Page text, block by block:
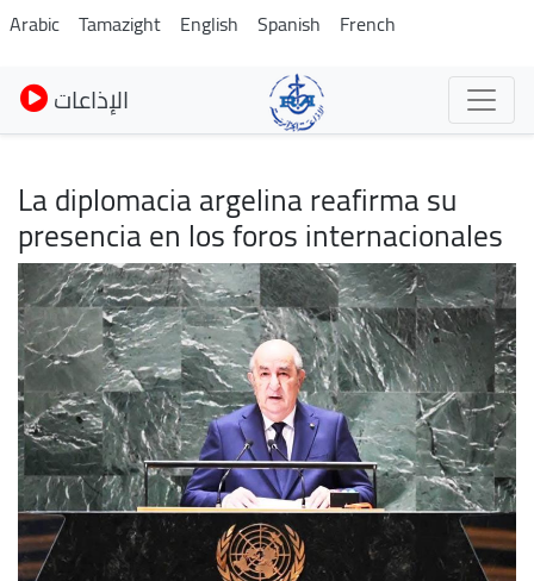
Pasar
al
contenido
principal
Arabic Tamazight English Spanish French
الإذاعات
La diplomacia argelina reafirma su
presencia en los foros internacionales
Imagen